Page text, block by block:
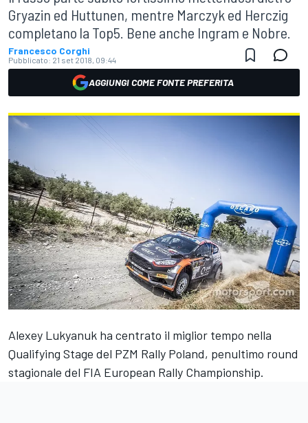
Gryazin ed Huttunen, mentre Marczyk ed Herczig
completano la Top5. Bene anche Ingram e Nobre.
Francesco Corghi
Pubblicato: 21 set 2018, 09:44
AGGIUNGI COME FONTE PREFERITA
Alexey Lukyanuk ha centrato il miglior tempo nella
Qualifying Stage del PZM Rally Poland, penultimo round
stagionale del FIA European Rally Championship.